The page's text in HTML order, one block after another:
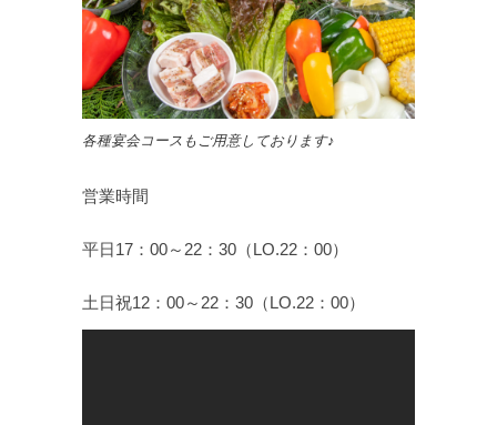
各種宴会コースもご用意しております♪
営業時間
平日17：00～22：30（LO.22：00）
土日祝12：00～22：30（LO.22：00）